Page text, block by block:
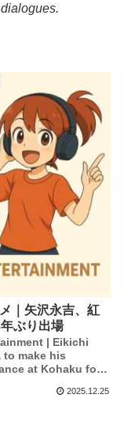
｜矢沢永吉、紅
ぶり出場
| Eikichi
to make his
at Kohaku for
2025.12.25